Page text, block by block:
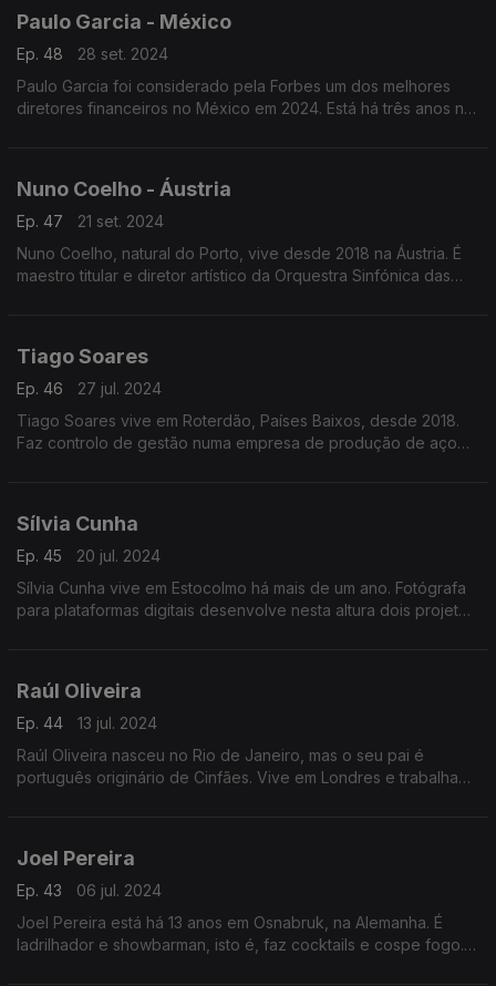
Paulo Garcia - México
Ep. 48
28 set. 2024
Paulo Garcia foi considerado pela Forbes um dos melhores
diretores financeiros no México em 2024. Está há três anos no
Nuno Coelho - Áustria
Ep. 47
21 set. 2024
Nuno Coelho, natural do Porto, vive desde 2018 na Áustria. É
maestro titular e diretor artístico da Orquestra Sinfónica das
Tiago Soares
Ep. 46
27 jul. 2024
Tiago Soares vive em Roterdão, Países Baixos, desde 2018.
Faz controlo de gestão numa empresa de produção de aço
Sílvia Cunha
Ep. 45
20 jul. 2024
Sílvia Cunha vive em Estocolmo há mais de um ano. Fotógrafa
para plataformas digitais desenvolve nesta altura dois projetos:
Raúl Oliveira
Ep. 44
13 jul. 2024
Raúl Oliveira nasceu no Rio de Janeiro, mas o seu pai é
português originário de Cinfães. Vive em Londres e trabalha
Joel Pereira
Ep. 43
06 jul. 2024
Joel Pereira está há 13 anos em Osnabruk, na Alemanha. É
ladrilhador e showbarman, isto é, faz cocktails e cospe fogo.